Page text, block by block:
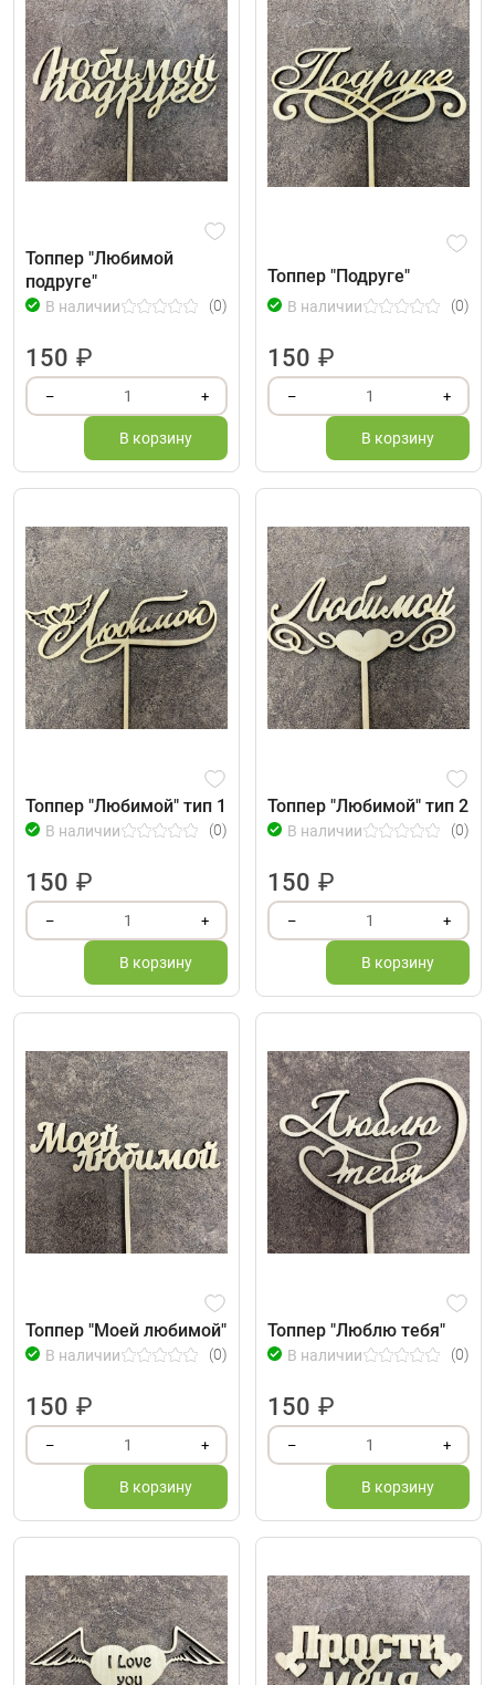
Топпер "Любимой
подруге"
В наличии (0)
150 ₽
– 1 +
В корзину
Топпер "Подруге"
В наличии (0)
150 ₽
– 1 +
В корзину
Топпер "Любимой" тип 1
В наличии (0)
150 ₽
– 1 +
В корзину
Топпер "Любимой" тип 2
В наличии (0)
150 ₽
– 1 +
В корзину
Топпер "Моей любимой"
В наличии (0)
150 ₽
– 1 +
В корзину
Топпер "Люблю тебя"
В наличии (0)
150 ₽
– 1 +
В корзину